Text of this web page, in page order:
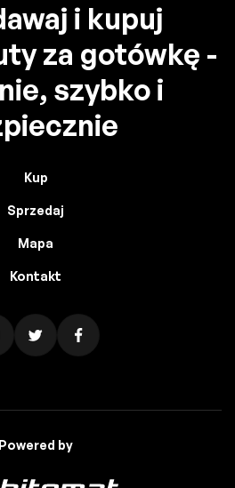
i kupuj
za gotówkę -
szybko i
Kup
Sprzedaj
Mapa
Kontakt
Powered by